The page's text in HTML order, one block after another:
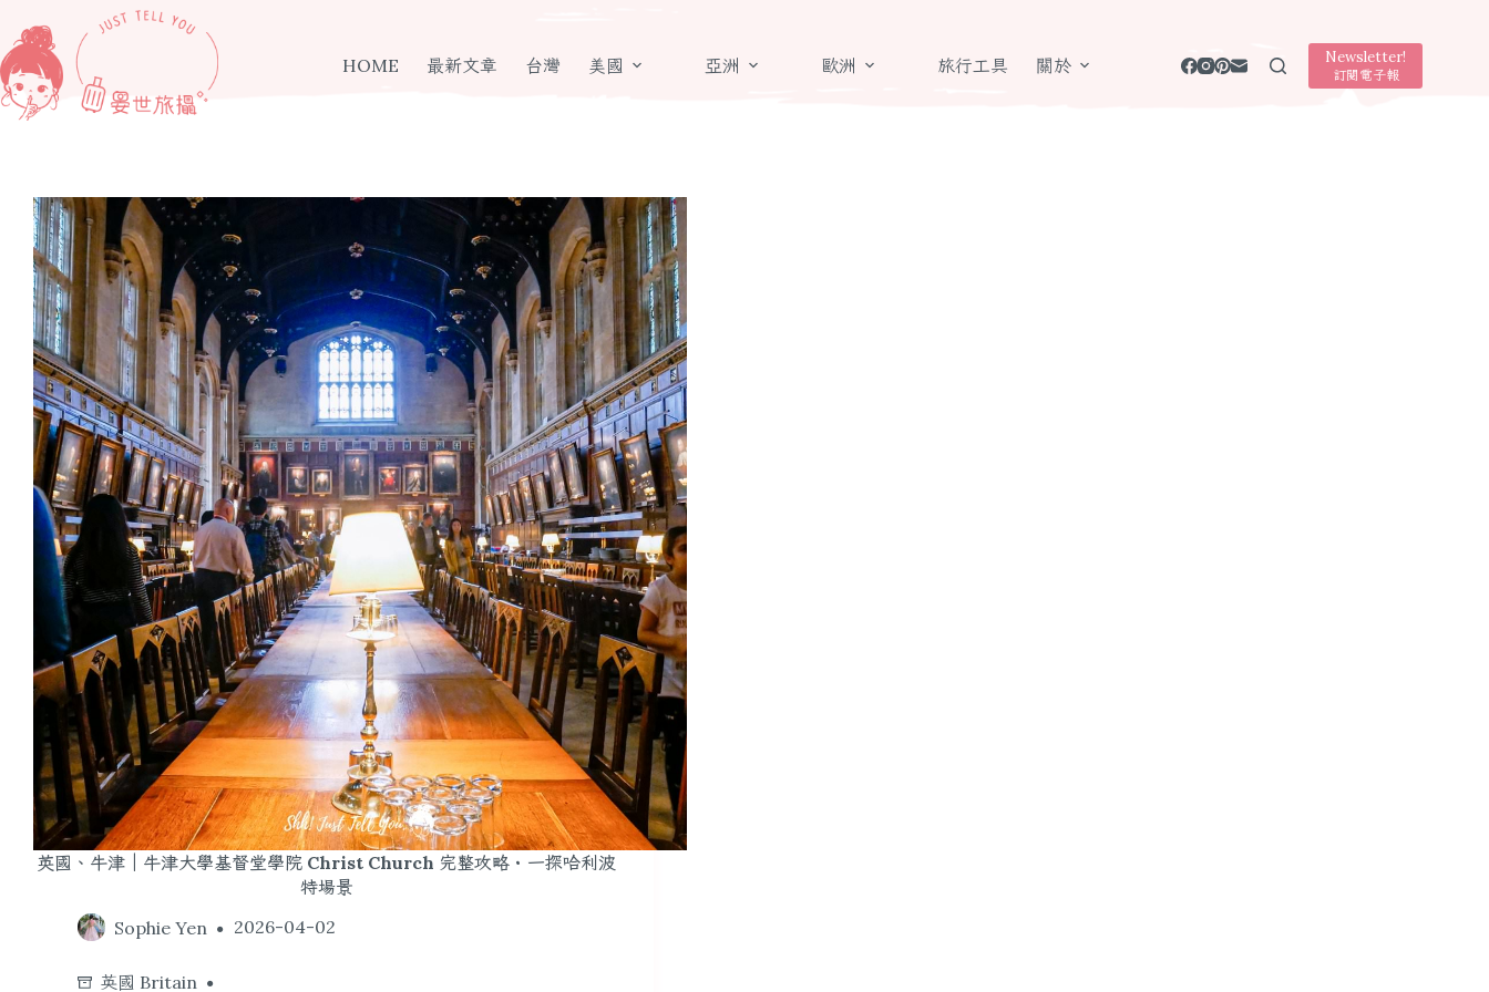
至
主
要
內
HOME 最新文章 台灣 美國 亞洲 歐洲 旅行工具 關於 Newsletter!
訂閱電子報
英國、牛津｜牛津大學基督堂學院 Christ Church 完整攻略・一探哈利波
特場景
Sophie Yen
2026-04-02
英國 Britain